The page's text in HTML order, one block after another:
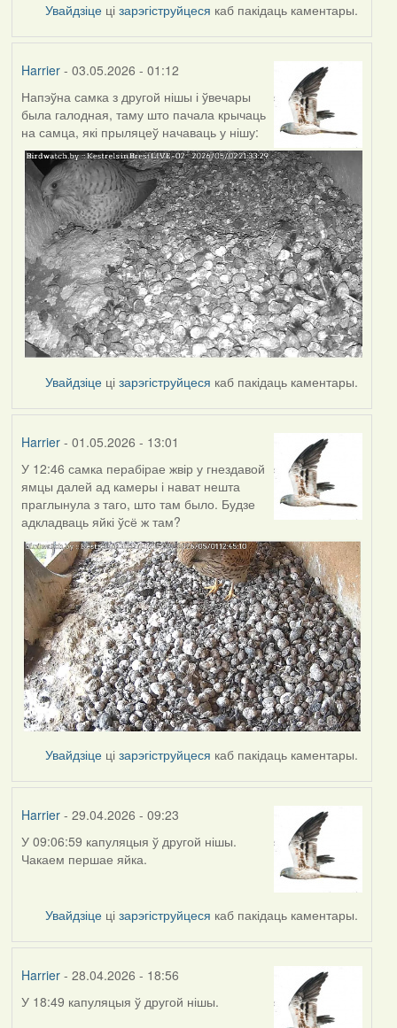
Увайдзіце цізарэгіструйцеся каб пакідаць каментары.
Harrier- 03.05.2026 - 01:12
Напэўна самка з другой нішы і ўвечары
была галодная, таму што пачала крычаць
на самца, які прыляцеў начаваць у нішу:
Увайдзіце цізарэгіструйцеся каб пакідаць каментары.
Harrier- 01.05.2026 - 13:01
У 12:46 самка перабірае жвір у гнездавой
ямцы далей ад камеры і нават нешта
праглынула з таго, што там было. Будзе
адкладваць яйкі ўсё ж там?
Увайдзіце цізарэгіструйцеся каб пакідаць каментары.
Harrier- 29.04.2026 - 09:23
У 09:06:59 капуляцыя ў другой нішы.
Чакаем першае яйка.
Увайдзіце цізарэгіструйцеся каб пакідаць каментары.
Harrier- 28.04.2026 - 18:56
У 18:49 капуляцыя ў другой нішы.